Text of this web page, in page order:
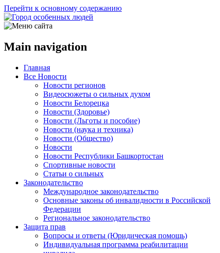
Перейти к основному содержанию
Main navigation
Главная
Все Новости
Новости регионов
Видеосюжеты о сильных духом
Новости Белорецка
Новости (Здоровье)
Новости (Льготы и пособие)
Новости (наука и техника)
Новости (Общество)
Новости
Новости Республики Башкортостан
Спортивные новости
Статьи о сильных
Законодательство
Международное законодательство
Основные законы об инвалидности в Российской
Федерации
Региональное законодательство
Защита прав
Вопросы и ответы (Юридическая помощь)
Индивидуальная программа реабилитации